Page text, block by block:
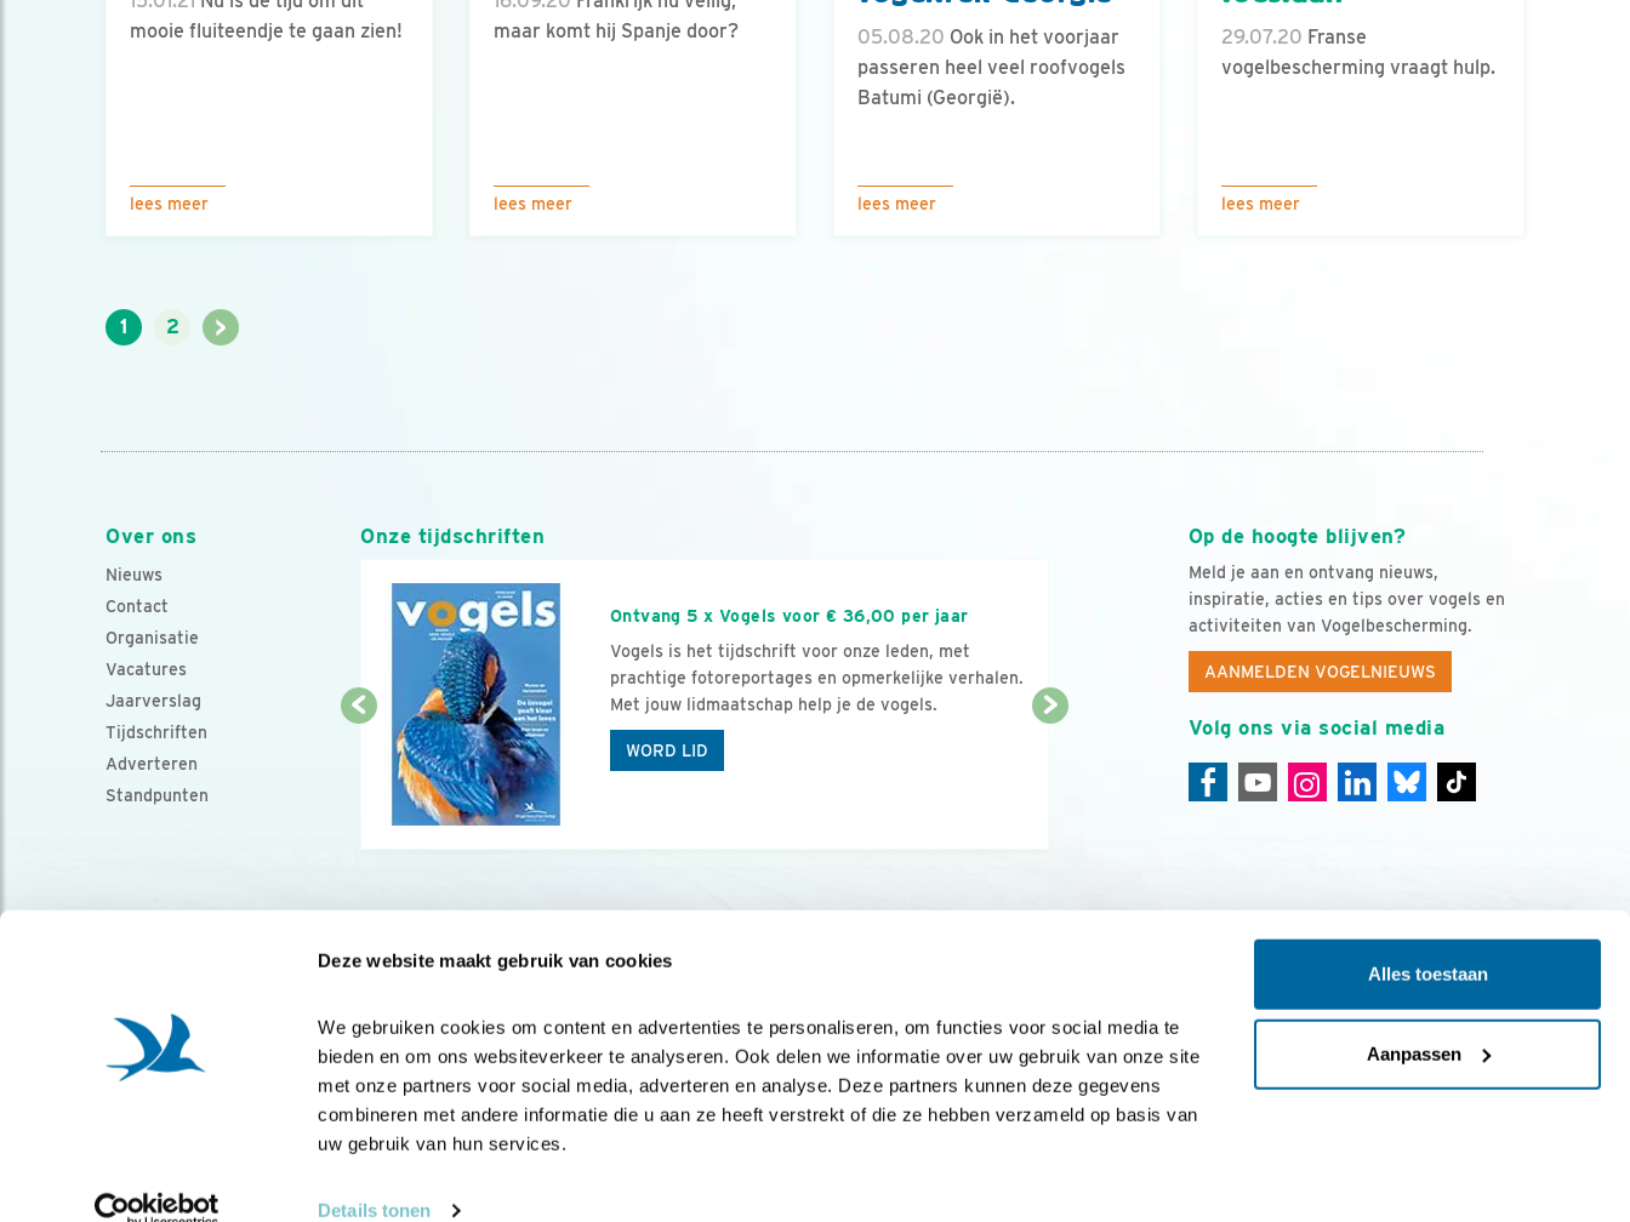
Deze website maakt gebruik van cookies
We gebruiken cookies om content en advertenties te personaliseren, om functies voor social media te
bieden en om ons websiteverkeer te analyseren. Ook delen we informatie over uw gebruik van onze site
met onze partners voor social media, adverteren en analyse. Deze partners kunnen deze gegevens
combineren met andere informatie die u aan ze heeft verstrekt of die ze hebben verzameld op basis van
uw gebruik van hun services.
Details tonen
Alles toestaan
Aanpassen
mooie fluiteendje te gaan zien!
lees meer
maar komt hij Spanje door?
lees meer
05.08.20 Ook in het voorjaar
passeren heel veel roofvogels
Batumi (Georgië).
lees meer
29.07.20 Franse
vogelbescherming vraagt hulp.
lees meer
1 2 >
Over ons
Nieuws
Contact
Organisatie
Vacatures
Jaarverslag
Tijdschriften
Adverteren
Standpunten
Op de hoogte blijven?
Meld je aan en ontvang nieuws,
inspiratie, acties en tips over vogels en
activiteiten van Vogelbescherming.
AANMELDEN VOGELNIEUWS
Volg ons via social media
Onze tijdschriften
Ontvang 5 x Vogels voor € 36,00 per jaar
Vogels is het tijdschrift voor onze leden, met
prachtige fotoreportages en opmerkelijke verhalen.
Met jouw lidmaatschap help je de vogels.
WORD LID